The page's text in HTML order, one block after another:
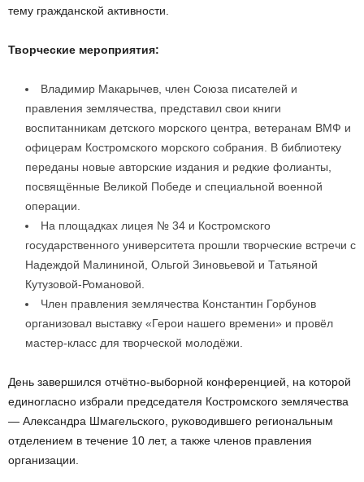
тему гражданской активности.
Творческие мероприятия:
Владимир Макарычев, член Союза писателей и
правления землячества, представил свои книги
воспитанникам детского морского центра, ветеранам ВМФ и
офицерам Костромского морского собрания. В библиотеку
переданы новые авторские издания и редкие фолианты,
посвящённые Великой Победе и специальной военной
операции.
На площадках лицея № 34 и Костромского
государственного университета прошли творческие встречи с
Надеждой Малининой, Ольгой Зиновьевой и Татьяной
Кутузовой-Романовой.
Член правления землячества Константин Горбунов
организовал выставку «Герои нашего времени» и провёл
мастер-класс для творческой молодёжи.
День завершился отчётно-выборной конференцией, на которой
единогласно избрали председателя Костромского землячества
— Александра Шмагельского, руководившего региональным
отделением в течение 10 лет, а также членов правления
организации.